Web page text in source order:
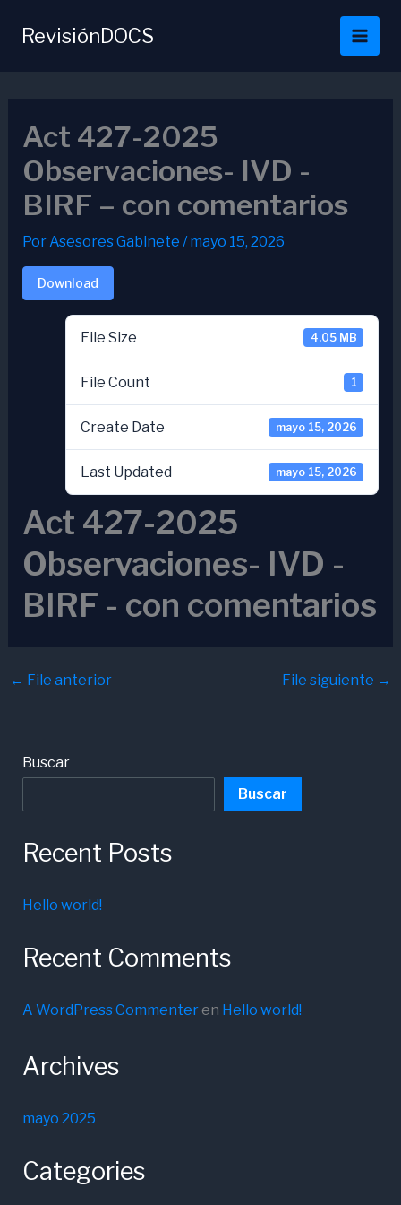
RevisiónDOCS
Act 427-2025
Observaciones- IVD -
BIRF – con comentarios
PorAsesores Gabinete /mayo 15, 2026
Download
File Size 4.05 MB
File Count 1
Create Date mayo 15, 2026
Last Updated mayo 15, 2026
Act 427-2025
Observaciones- IVD -
BIRF - con comentarios
← File anterior File siguiente →
Buscar
Buscar
Recent Posts
Hello world!
Recent Comments
A WordPress Commenteren Hello world!
Archives
mayo 2025
Categories